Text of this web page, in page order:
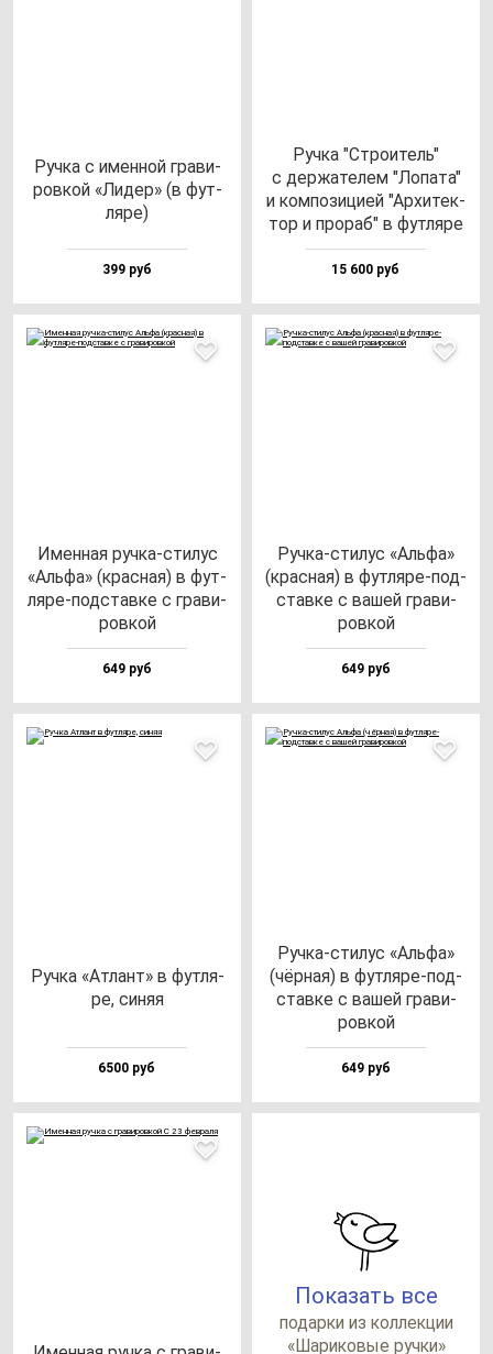
Руч­ка с имен­ной гра­ви­
ров­кой «Лидер» (в фут­
ля­ре)
399 руб
Руч­ка "Стро­итель"
с дер­жа­те­лем "Лопа­та"
и ком­по­зи­цией "Архи­тек­
тор и про­раб" в фут­ля­ре
15 600 руб
Имен­ная руч­ка-сти­лус
«Аль­фа» (крас­ная) в фут­
ля­ре-под­став­ке с гра­ви­
ров­кой
649 руб
Руч­ка-сти­лус «Аль­фа»
(крас­ная) в фут­ля­ре-под­
став­ке с ва­шей гра­ви­
ров­кой
649 руб
Руч­ка «Атлант» в фут­ля­
ре, си­няя
6500 руб
Руч­ка-сти­лус «Аль­фа»
(чёр­ная) в фут­ля­ре-под­
став­ке с ва­шей гра­ви­
ров­кой
649 руб
Показать все
по­дар­ки из кол­лек­ции
«Шари­ко­вые руч­ки»